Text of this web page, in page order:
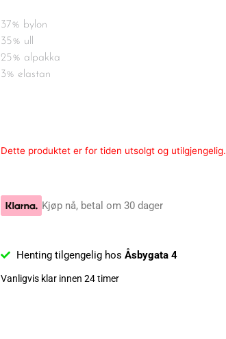
37% bylon
35% ull
25% alpakka
3% elastan
Dette produktet er for tiden utsolgt og utilgjengelig.
Kjøp nå, betal om 30 dager
Henting tilgengelig hos Åsbygata 4
Vanligvis klar innen 24 timer